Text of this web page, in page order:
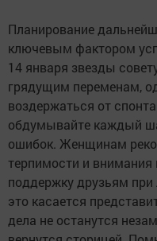
Планирование
ключевым фактором
14 января звезды
грядущим переменам,
воздержаться от
обдумывайте каждый
ошибок. Женщинам
терпимости и
поддержку друзьям
это касается
дела не останутся